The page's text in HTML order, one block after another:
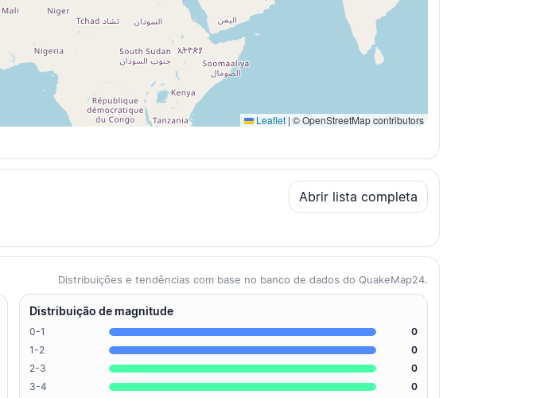
Leaflet | © OpenStreetMap contributors
Abrir lista completa
Distribuições e tendências com base no banco de dados do QuakeMap24.
Distribuição de magnitude
0-1
0
1-2
0
2-3
0
3-4
0